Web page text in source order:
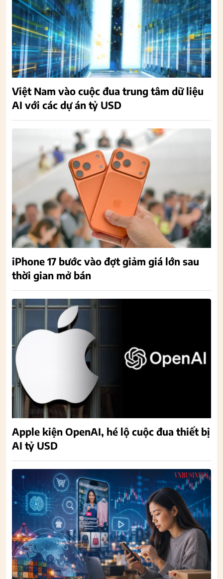
Việt Nam vào cuộc đua trung tâm dữ liệu
AI với các dự án tỷ USD
iPhone 17 bước vào đợt giảm giá lớn sau
thời gian mở bán
Apple kiện OpenAI, hé lộ cuộc đua thiết bị
AI tỷ USD